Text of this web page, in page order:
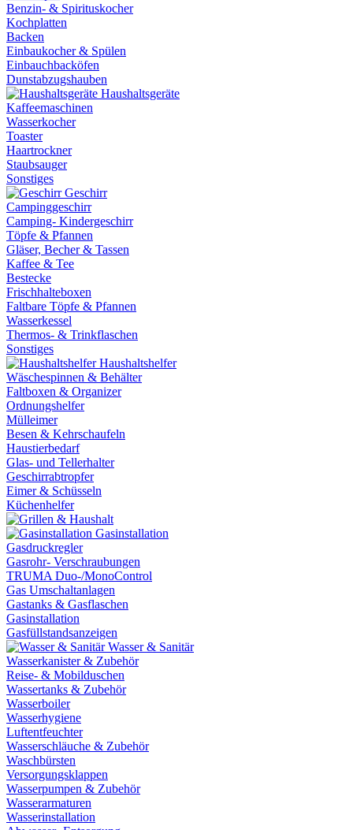
Benzin- & Spirituskocher
Kochplatten
Backen
Einbaukocher & Spülen
Einbauchbacköfen
Dunstabzugshauben
Haushaltsgeräte
Kaffeemaschinen
Wasserkocher
Toaster
Haartrockner
Staubsauger
Sonstiges
Geschirr
Campinggeschirr
Camping- Kindergeschirr
Töpfe & Pfannen
Gläser, Becher & Tassen
Kaffee & Tee
Bestecke
Frischhalteboxen
Faltbare Töpfe & Pfannen
Wasserkessel
Thermos- & Trinkflaschen
Sonstiges
Haushaltshelfer
Wäschespinnen & Behälter
Faltboxen & Organizer
Ordnungshelfer
Mülleimer
Besen & Kehrschaufeln
Haustierbedarf
Glas- und Tellerhalter
Geschirrabtropfer
Eimer & Schüsseln
Küchenhelfer
Gasinstallation
Gasdruckregler
Gasrohr- Verschraubungen
TRUMA Duo-/MonoControl
Gas Umschaltanlagen
Gastanks & Gasflaschen
Gasinstallation
Gasfüllstandsanzeigen
Wasser & Sanitär
Wasserkanister & Zubehör
Reise- & Mobilduschen
Wassertanks & Zubehör
Wasserboiler
Wasserhygiene
Luftentfeuchter
Wasserschläuche & Zubehör
Waschbürsten
Versorgungsklappen
Wasserpumpen & Zubehör
Wasserarmaturen
Wasserinstallation